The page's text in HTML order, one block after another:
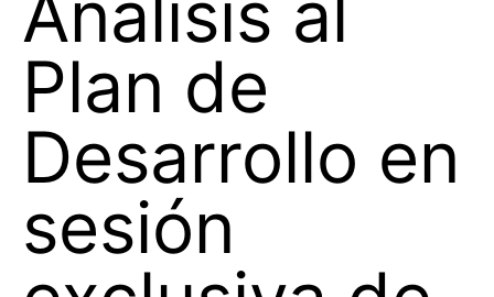
Plan de
Desarrollo en
sesión